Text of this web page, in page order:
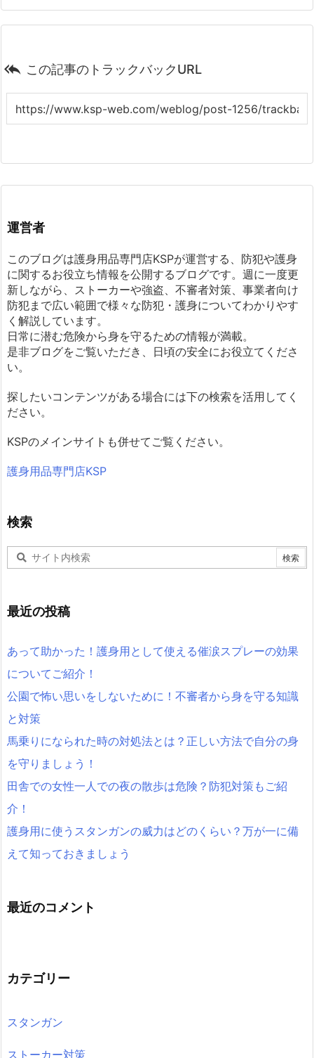
 この記事のトラックバックURL
運営者
このブログは護身用品専門店KSPが運営する、防犯や護身
に関するお役立ち情報を公開するブログです。週に一度更
新しながら、ストーカーや強盗、不審者対策、事業者向け
防犯まで広い範囲で様々な防犯・護身についてわかりやす
く解説しています。
日常に潜む危険から身を守るための情報が満載。
是非ブログをご覧いただき、日頃の安全にお役立てくださ
い。
探したいコンテンツがある場合には下の検索を活用してく
ださい。
KSPのメインサイトも併せてご覧ください。
護身用品専門店KSP
検索
最近の投稿
あって助かった！護身用として使える催涙スプレーの効果
についてご紹介！
公園で怖い思いをしないために！不審者から身を守る知識
と対策
馬乗りになられた時の対処法とは？正しい方法で自分の身
を守りましょう！
田舎での女性一人での夜の散歩は危険？防犯対策もご紹
介！
護身用に使うスタンガンの威力はどのくらい？万が一に備
えて知っておきましょう
最近のコメント
カテゴリー
スタンガン
ストーカー対策